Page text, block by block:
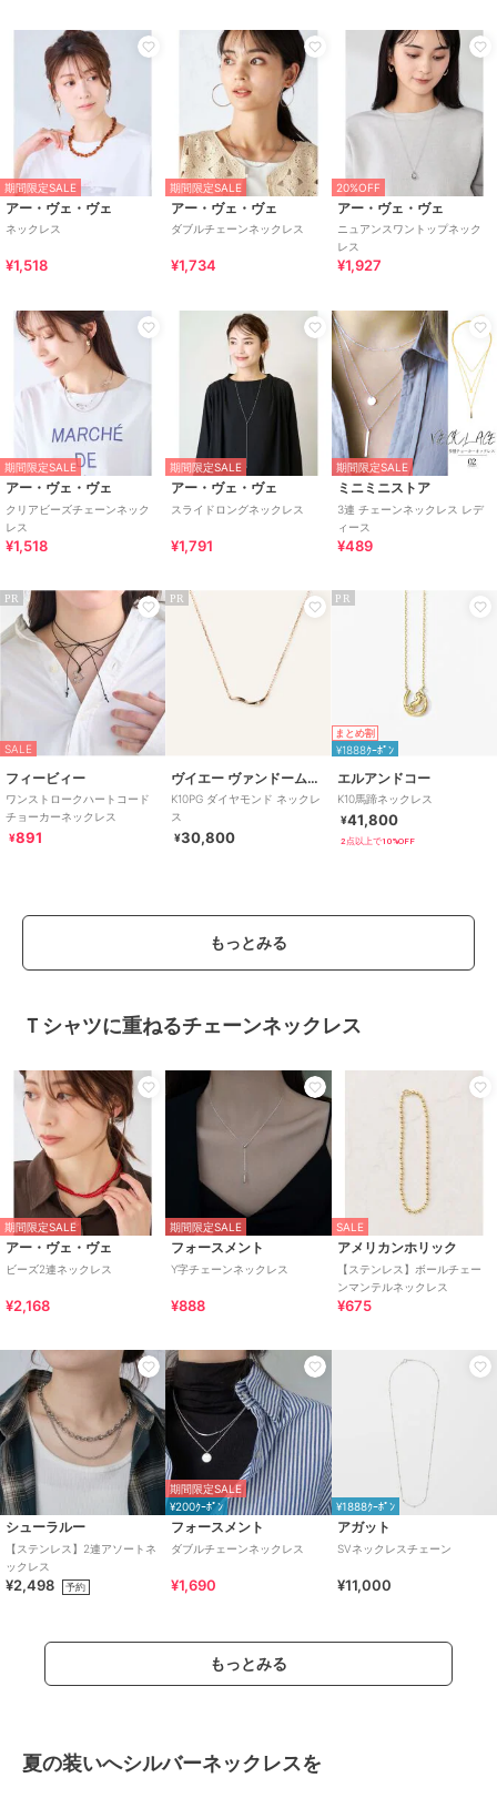
期間限定SALE
アー・ヴェ・ヴェ
ネックレス
¥1,518
期間限定SALE
アー・ヴェ・ヴェ
ダブルチェーンネックレス
¥1,734
20%OFF
アー・ヴェ・ヴェ
ニュアンスワントップネック
レス
¥1,927
期間限定SALE
アー・ヴェ・ヴェ
クリアビーズチェーンネック
レス
¥1,518
期間限定SALE
アー・ヴェ・ヴェ
スライドロングネックレス
¥1,791
期間限定SALE
ミニミニストア
3連 チェーンネックレス レデ
ィース
¥489
PR
SALE
フィービィー
ワンストロークハートコード
チョーカーネックレス
¥891
PR
ヴイエー ヴァンドーム青山
K10PG ダイヤモンド ネックレ
ス
¥30,800
PR
まとめ割
¥1888ｸｰﾎﾟﾝ
エルアンドコー
K10馬蹄ネックレス
¥41,800
2点以上で10%OFF
もっとみる
Ｔシャツに重ねるチェーンネックレス
期間限定SALE
アー・ヴェ・ヴェ
ビーズ2連ネックレス
¥2,168
期間限定SALE
フォースメント
Y字チェーンネックレス
¥888
SALE
アメリカンホリック
【ステンレス】ボールチェー
ンマンテルネックレス
¥675
シューラルー
【ステンレス】2連アソートネ
ックレス
¥2,498 予約
期間限定SALE
¥200ｸｰﾎﾟﾝ
フォースメント
ダブルチェーンネックレス
¥1,690
¥1888ｸｰﾎﾟﾝ
アガット
SVネックレスチェーン
¥11,000
もっとみる
夏の装いへシルバーネックレスを